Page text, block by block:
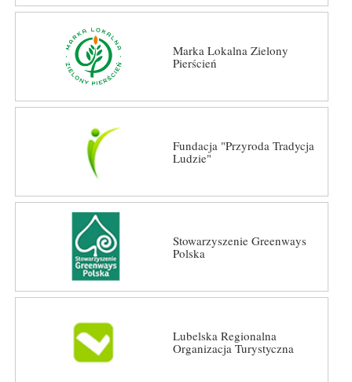
Marka Lokalna Zielony
Pierścień
Fundacja "Przyroda Tradycja
Ludzie"
Stowarzyszenie Greenways
Polska
Lubelska Regionalna
Organizacja Turystyczna